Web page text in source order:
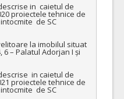
in  caietul de
proiectele tehnice de
de SC
la imobilul situat
– Palatul Adorjan I și
in caietul de
proiectele tehnice de
de SC